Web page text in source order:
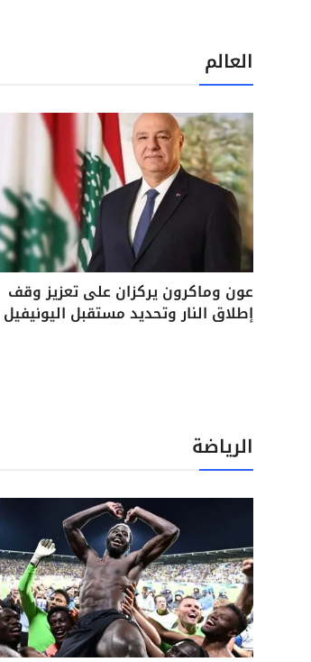
العالم
عون وماكرون يركزان على تعزيز وقف
إطلاق النار وتحديد مستقبل اليونيفيل
الرياضة